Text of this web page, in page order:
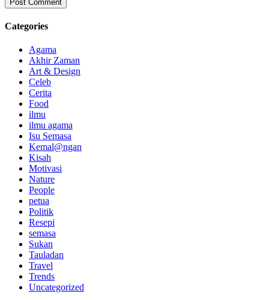
Categories
Agama
Akhir Zaman
Art & Design
Celeb
Cerita
Food
ilmu
ilmu agama
Isu Semasa
Kemal@ngan
Kisah
Motivasi
Nature
People
petua
Politik
Resepi
semasa
Sukan
Tauladan
Travel
Trends
Uncategorized